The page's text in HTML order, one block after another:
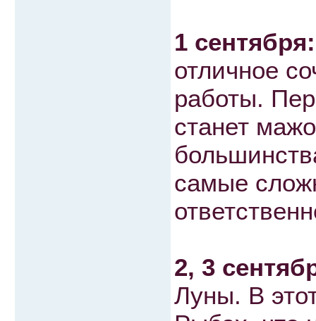
1 сентября:
отличное
работы.
станет
самые
2, 3
Луны. В